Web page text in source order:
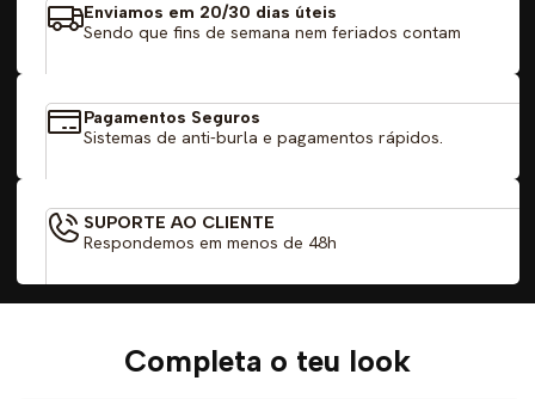
Enviamos em 20/30 dias úteis
Sendo que fins de semana nem feriados contam
Pagamentos Seguros
Sistemas de anti-burla e pagamentos rápidos.
SUPORTE AO CLIENTE
Respondemos em menos de 48h
Completa o teu look